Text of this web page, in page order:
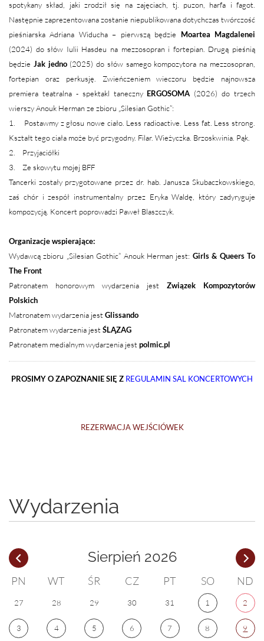
spotykany skład, jaki zrodził się na zajęciach, tj. puzon, harfa i fagot.
Następnie zaprezentowana zostanie niepublikowana dotychczas twórczość
pieśniarska Adriana Widucha – pierwszą będzie Moartea Magdalenei
(2024) do słów Iulii Hasdeu na mezzosopran i fortepian. Drugą pieśnią
będzie Jak jedno(2025) do słów samego kompozytora na mezzosopran,
fortepian oraz perkusję. Zwieńczeniem wieczoru będzie najnowsza
premiera teatralna - spektakl taneczny ERGOSOMA (2026) do trzech
wierszy Anouk Herman ze zbioru „Silesian Gothic”:
1. Postawmy z głosu nowe ciało. Less radioactive. Less fat. Less strong.
Kształt tego ciała może być przygodny. Filar. Wieżyczka. Brzoskwinia. Pąk.
2. Przyjaciółki
3. Ze skowytu mojej BFF
Tancerki zostały przygotowane przez dr. hab. Janusza Skubaczkowskiego,
zaś chór i zespół instrumentalny przez Eryka Waldę, który zadyryguje
kompozycją. Koncert poprowadzi Paweł Blaszczyk.
Organizacje wspierające:
Wydawcą zbioru „Silesian Gothic” Anouk Herman jest: Girls & Queers To
The Front
Patronatem honorowym wydarzenia jest Związek Kompozytorów
Polskich
Matronatem wydarzenia jestGlissando
Patronatem wydarzenia jestŚLĄZAG
Patronatem medialnym wydarzenia jestpolmic.pl
PROSIMY O ZAPOZNANIE SIĘ Z REGULAMIN SAL KONCERTOWYCH
REZERWACJA WEJŚCIÓWEK
Wydarzenia
Sierpień 2026
PN WT ŚR CZ PT SO ND
27 28 29 30 31 1 2
3 4 5 6 7 8 9